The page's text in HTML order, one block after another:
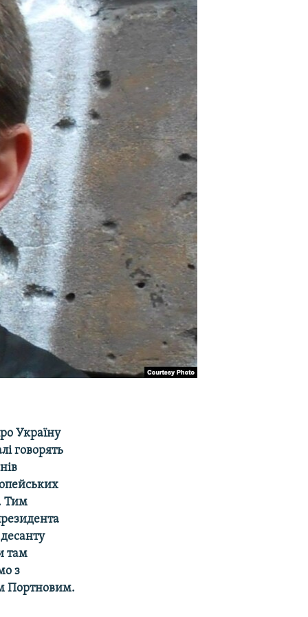
Україну
говорять
Тим
там
з
Портновим.